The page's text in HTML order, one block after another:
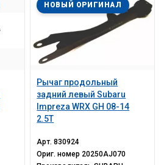
Рычаг продольный
задний левый Subaru
Impreza WRX GH 08-14
2.5T
НОВЫЙ ОРИГИНАЛ
Арт.830924
Ориг. номер 20250AJ070